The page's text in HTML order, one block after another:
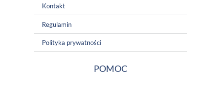
Kontakt
Regulamin
Polityka prywatności
POMOC